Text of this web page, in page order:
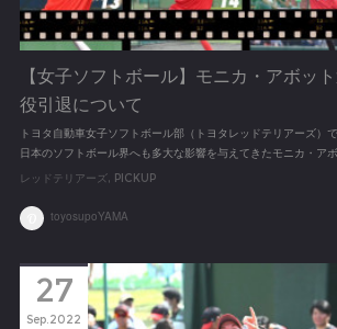
【女子ソフトボール】モニカ・アボッ
役引退について
トヨタ自動車女子ソフトボール部（トヨタレッドテリアーズ）
日本のソフトボール界へも多大な影響を与えてきたモニカ・ア
レッドテリアーズ PICKUP
toyosupoYAMA
27
Sep 2022